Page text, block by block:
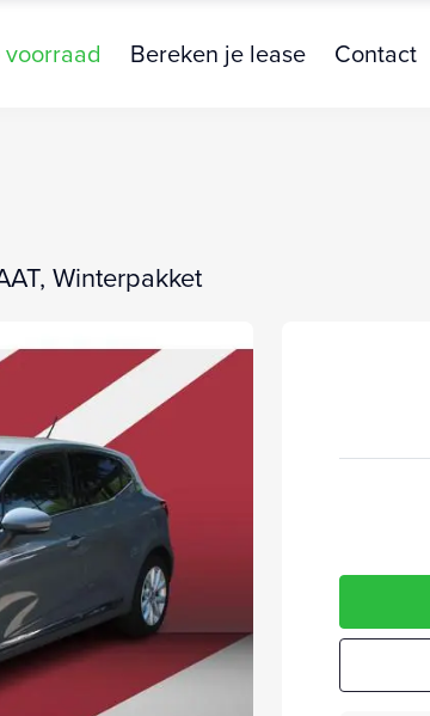
Bereken je lease Contact
Winterpakket